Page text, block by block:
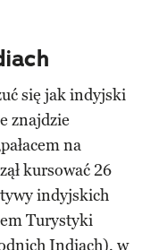
się jak indyjski
znajdzie
na
kursować 26
indyjskich
Turystyki
Indiach), w